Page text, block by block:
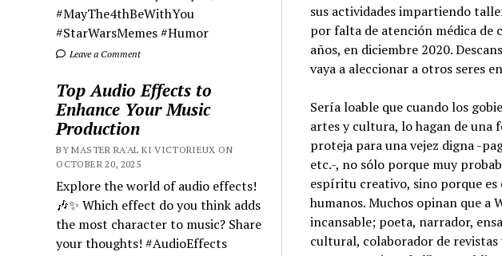
#MayThe4thBeWithYou
#StarWarsMemes #Humor
Leave a Comment
Top Audio Effects to
Enhance Your Music
Production
BY MASTER RA'AL KI VICTORIEUX ON
OCTOBER 20, 2025
Explore the world of audio effects!
🎶✨ Which effect do you think adds
the most character to music? Share
your thoughts! #AudioEffects
sus actividades impartiendo
por falta de atención médica de
años, en diciembre 2020.
vaya a aleccionar a otros seres
Sería loable que cuando los
artes y cultura, lo hagan de una
proteja para una vejez digna -
etc.-, no sólo porque muy
espíritu creativo, sino porque es
humanos. Muchos opinan que a
incansable; poeta, narrador,
cultural, colaborador de